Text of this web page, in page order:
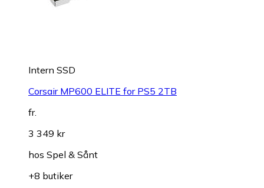
Intern SSD
Corsair MP600 ELITE for PS5 2TB
fr.
3 349 kr
hos Spel & Sånt
+8 butiker